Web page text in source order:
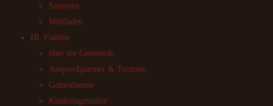
Senioren
Weltladen
Hl. Familie
über die Gemeinde
Ansprechpartner & Termine
Gottesdienste
Kindertagesstätte